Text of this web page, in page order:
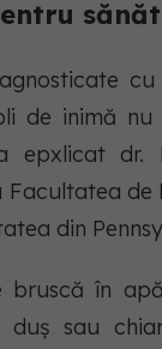
de inimă
epxlicat dr.
de
din
bruscă în
duș sau